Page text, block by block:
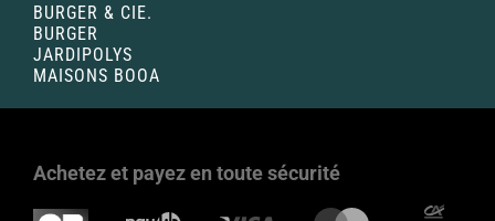
BURGER & CIE.
BURGER
JARDIPOLYS
MAISONS BOOA
Achetez et payez en toute sécurité